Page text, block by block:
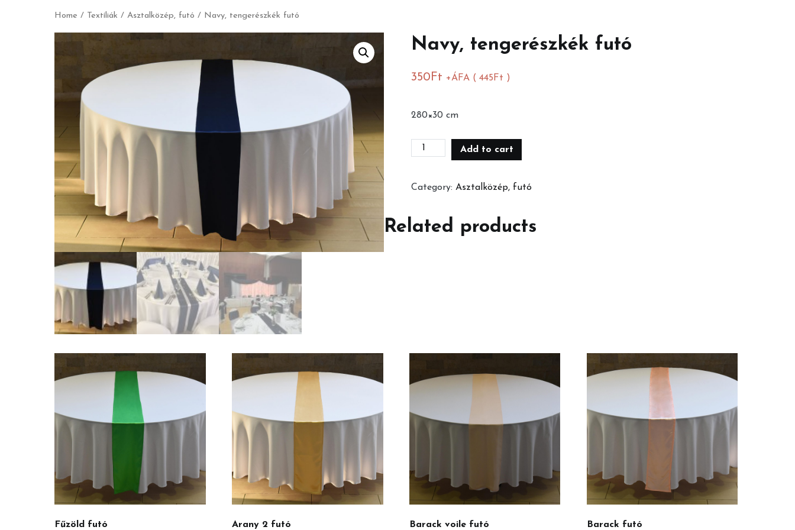
Home / Textíliák / Asztalközép, futó / Navy, tengerészkék futó
Navy, tengerészkék futó
350 Ft +ÁFA (445 Ft )
280×30 cm
Navy,
tengerészkék
Add to cart
Category:Asztalközép, futó
Related products
Fűzöld futó Arany 2 futó Barack voile futó Barack futó